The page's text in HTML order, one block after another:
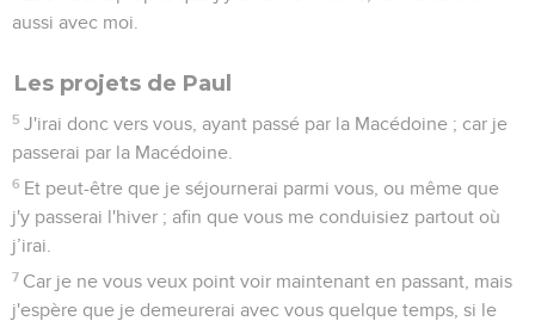
aussi avec moi.
Les projets de Paul
5 J'irai donc vers vous, ayant passé par la Macédoine ; car je
passerai par la Macédoine.
6 Et peut-être que je séjournerai parmi vous, ou même que
j'y passerai l'hiver ; afin que vous me conduisiez partout où
j’irai.
7 Car je ne vous veux point voir maintenant en passant, mais
j'espère que je demeurerai avec vous quelque temps, si le